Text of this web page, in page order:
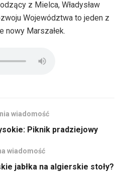
z Mielca, Władysław
Województwa to jeden z
nowy Marszałek.
wiadomość
Piknik pradziejowy
wiadomość
jabłka na algierskie stoły?